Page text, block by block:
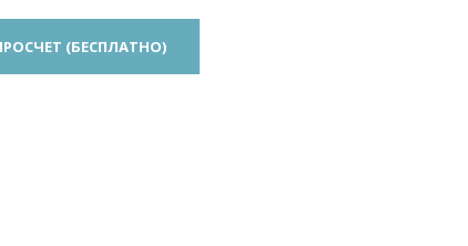
(БЕСПЛАТНО)